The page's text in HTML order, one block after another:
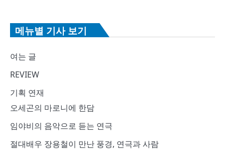
메뉴별 기사 보기
여는 글
REVIEW
기획 연재
오세곤의 마로니에 한담
임야비의 음악으로 듣는 연극
절대배우 장용철이 만난 풍경, 연극과 사람